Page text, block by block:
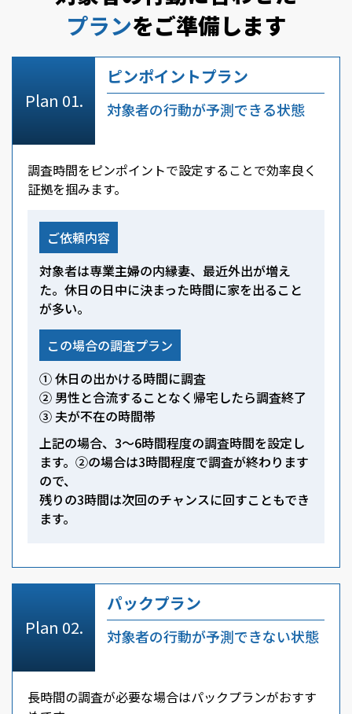
プランをご準備します
ピンポイントプラン
対象者の行動が予測できる状態
調査時間をピンポイントで設定することで効率良く
証拠を掴みます。
ご依頼内容
対象者は専業主婦の内縁妻、最近外出が増え
た。休日の日中に決まった時間に家を出ること
が多い。
この場合の調査プラン
① 休日の出かける時間に調査
② 男性と合流することなく帰宅したら調査終了
③ 夫が不在の時間帯
上記の場合、3～6時間程度の調査時間を設定し
ます。②の場合は3時間程度で調査が終わります
ので、
残りの3時間は次回のチャンスに回すこともでき
ます。
パックプラン
対象者の行動が予測できない状態
長時間の調査が必要な場合はパックプランがおすす